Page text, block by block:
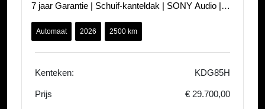
7 jaar Garantie | Schuif-kanteldak | SONY Audio |
Adaptieve Cruisecontrol |
Automaat 2026 2500 km
Kenteken: KDG85H
Prijs € 29.700,00